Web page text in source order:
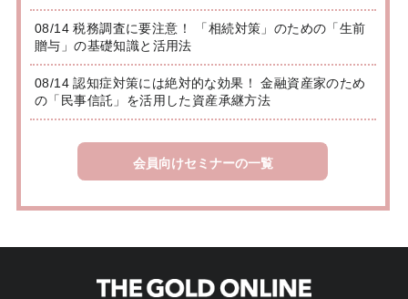
08/14 税務調査に要注意！ 「相続対策」のための「生前
贈与」の基礎知識と活用法
08/14 認知症対策には絶対的な効果！ 金融資産家のため
の「民事信託」を活用した資産承継方法
会員向けセミナーの一覧